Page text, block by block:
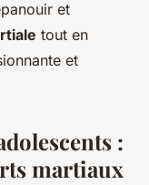
et
tout en
et
:
martiaux